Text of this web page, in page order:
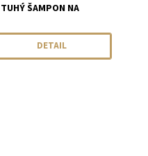
ŠAMPON NA
DETAIL